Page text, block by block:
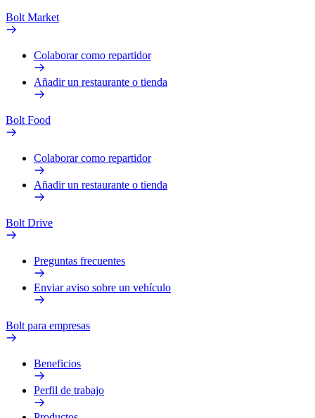
Bolt Market
Colaborar como repartidor
Añadir un restaurante o tienda
Bolt Food
Colaborar como repartidor
Añadir un restaurante o tienda
Bolt Drive
Preguntas frecuentes
Enviar aviso sobre un vehículo
Bolt para empresas
Beneficios
Perfil de trabajo